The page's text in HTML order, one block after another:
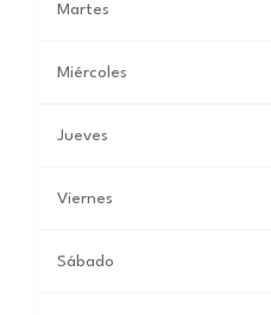
Martes
Miércoles
Jueves
Viernes
Sábado